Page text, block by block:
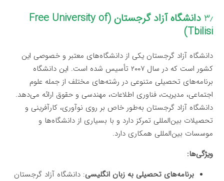
۳٫
دانشگاه آزاد گرجستان (Free University of
Tbilisi)
دانشگاه آزاد گرجستان یکی از دانشگاه‌های معتبر و خصوصی این
کشور است که در سال ۲۰۰۷ تأسیس شده است. این دانشگاه
برنامه‌های تحصیلی متنوعی در رشته‌های مختلف از جمله علوم
اجتماعی، مدیریت، فناوری اطلاعات، مهندسی و حقوق ارائه می‌دهد.
دانشگاه آزاد گرجستان به‌طور خاص بر روی نوآوری، کارآفرینی و
تحصیلات بین‌المللی تمرکز دارد و با بسیاری از دانشگاه‌ها و
موسسات بین‌المللی همکاری دارد.
ویژگی‌ها:
برنامه‌های تحصیلی به زبان انگلیسی: دانشگاه آزاد گرجستان